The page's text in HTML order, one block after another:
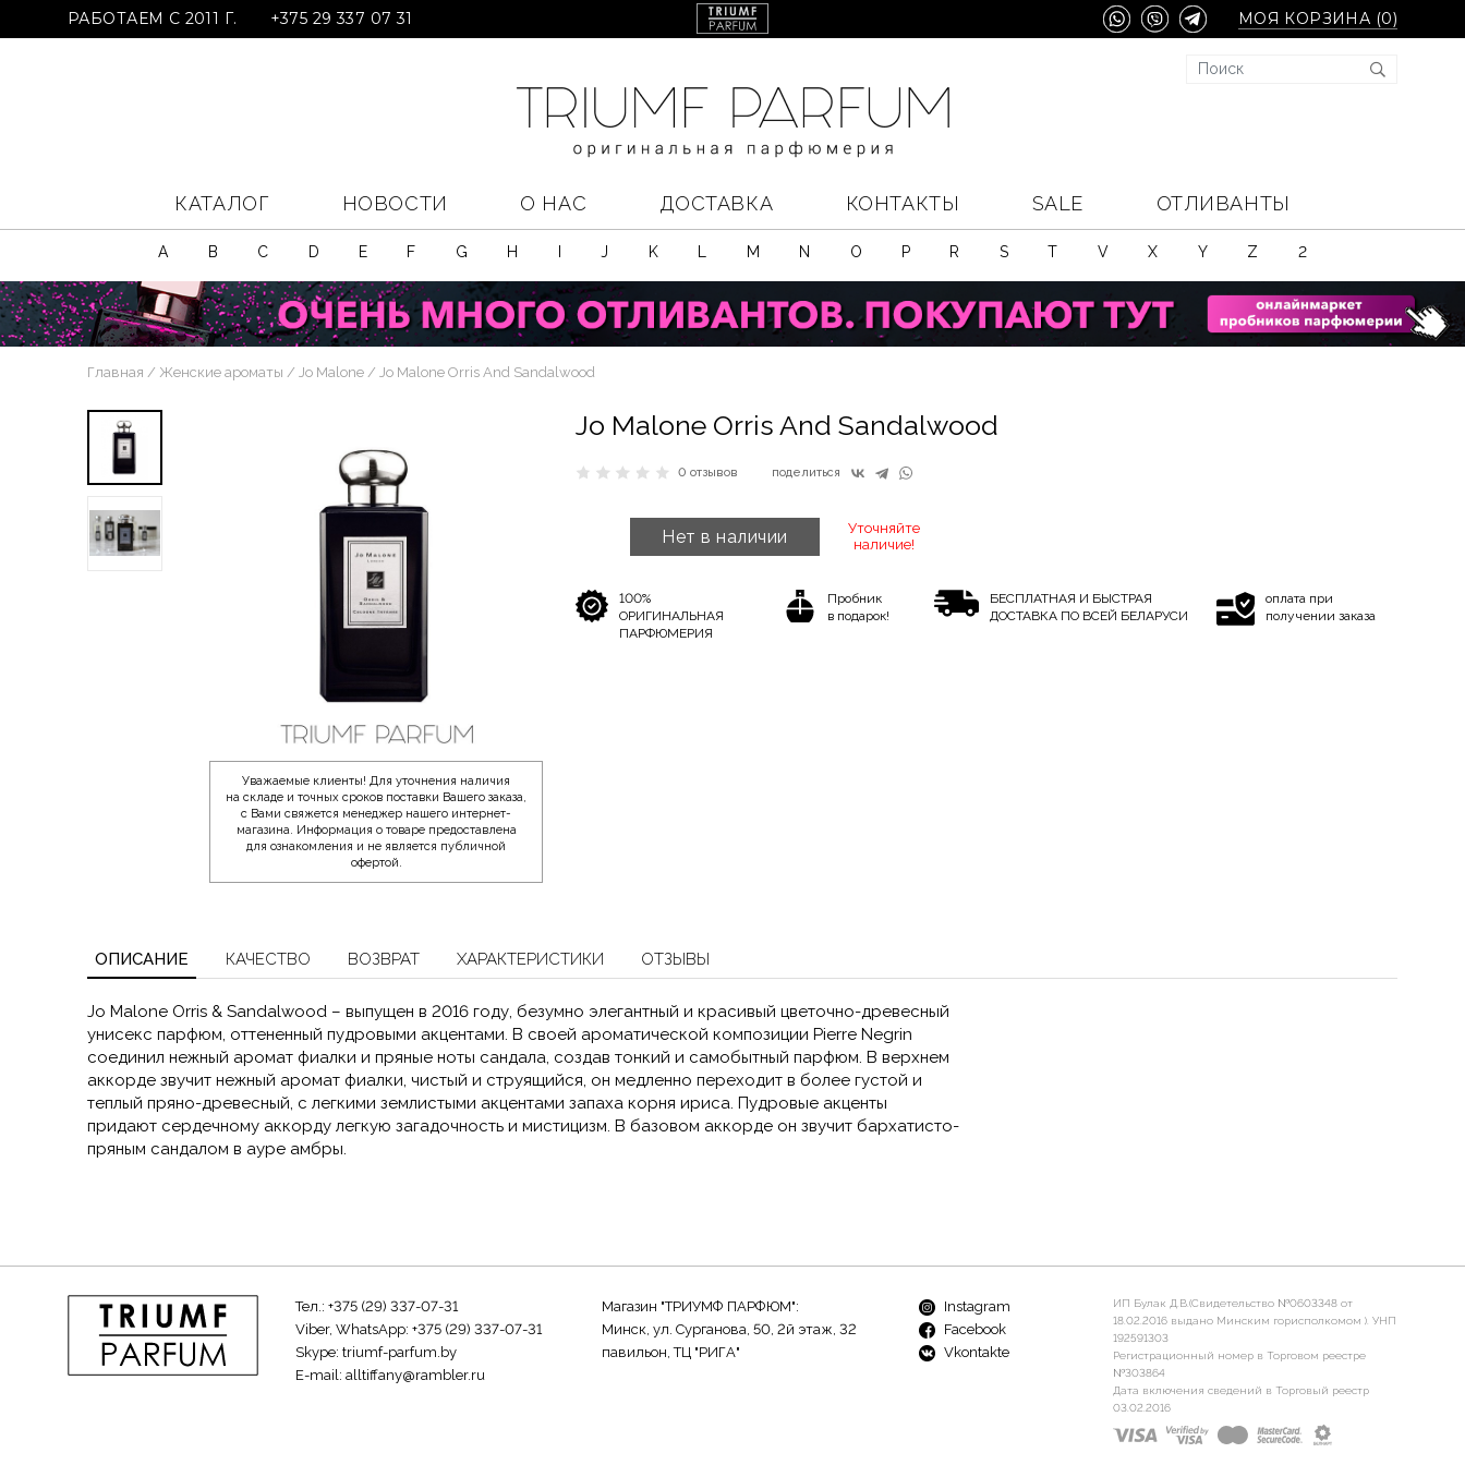
РАБОТАЕМ С 2011 Г. +375 29 337 07 31 МОЯ КОРЗИНА (0)
КАТАЛОГ НОВОСТИ О НАС ДОСТАВКА КОНТАКТЫ SALE ОТЛИВАНТЫ
A B C D E F G H J K M N O P R S T V X Y Z 2
Главная Женские ароматы Jo Malone Jo Malone Orris And Sandalwood
Уважаемые клиенты! Для уточнения наличия
на складе и точных сроков поставки Вашего заказа,
с Вами свяжется менеджер нашего интернет-
магазина. Информация о товаре предоставлена
для ознакомления и не является публичной
офертой.
Jo Malone Orris And Sandalwood
0 отзывов поделиться
Нет в наличии
Уточняйте
наличие!
100%
ОРИГИНАЛЬНАЯ
ПАРФЮМЕРИЯ
Пробник
в подарок!
БЕСПЛАТНАЯ И БЫСТРАЯ
ДОСТАВКА ПО ВСЕЙ БЕЛАРУСИ
оплата при
получении заказа
ОПИСАНИЕ КАЧЕСТВО ВОЗВРАТ ХАРАКТЕРИСТИКИ ОТЗЫВЫ
Jo Malone Orris & Sandalwood – выпущен в 2016 году, безумно элегантный и красивый цветочно-древесный
унисекс парфюм, оттененный пудровыми акцентами. В своей ароматической композиции Pierre Negrin
соединил нежный аромат фиалки и пряные ноты сандала, создав тонкий и самобытный парфюм. В верхнем
аккорде звучит нежный аромат фиалки, чистый и струящийся, он медленно переходит в более густой и
теплый пряно-древесный, с легкими землистыми акцентами запаха корня ириса. Пудровые акценты
придают сердечному аккорду легкую загадочность и мистицизм. В базовом аккорде он звучит бархатисто-
пряным сандалом в ауре амбры.
Тел.: +375 (29) 337-07-31
Viber, WhatsApp: +375 (29) 337-07-31
Skype: triumf-parfum.by
E-mail: alltiffany@rambler.ru
Магазин "ТРИУМФ ПАРФЮМ":
Минск, ул. Сурганова, 50, 2й этаж, 32
павильон, ТЦ "РИГА"
Instagram
Facebook
Vkontakte
ИП Булак Д.В.(Свидетельство №0603348 от
18.02.2016 выдано Минским горисполкомом ). УНП
192591303
Регистрационный номер в Торговом реестре
№303864
Дата включения сведений в Торговый реестр
03.02.2016